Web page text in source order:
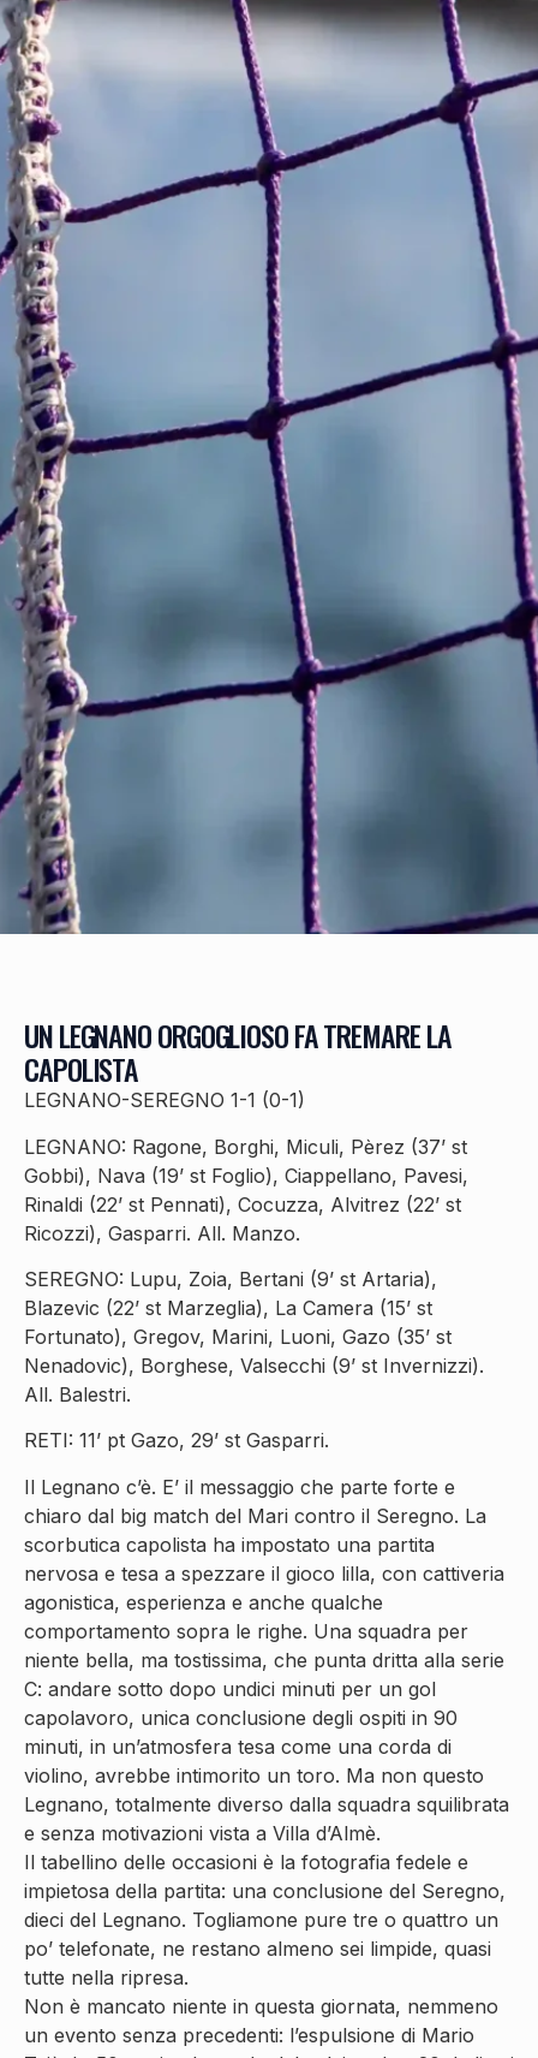
UN LEGNANO ORGOGLIOSO FA TREMARE LA
CAPOLISTA
LEGNANO-SEREGNO 1-1 (0-1)
LEGNANO: Ragone, Borghi, Miculi, Pèrez (37’ st
Gobbi), Nava (19’ st Foglio), Ciappellano, Pavesi,
Rinaldi (22’ st Pennati), Cocuzza, Alvitrez (22’ st
Ricozzi), Gasparri. All. Manzo.
SEREGNO: Lupu, Zoia, Bertani (9’ st Artaria),
Blazevic (22’ st Marzeglia), La Camera (15’ st
Fortunato), Gregov, Marini, Luoni, Gazo (35’ st
Nenadovic), Borghese, Valsecchi (9’ st Invernizzi).
All. Balestri.
RETI: 11’ pt Gazo, 29’ st Gasparri.
Il Legnano c’è. E’ il messaggio che parte forte e
chiaro dal big match del Mari contro il Seregno. La
scorbutica capolista ha impostato una partita
nervosa e tesa a spezzare il gioco lilla, con cattiveria
agonistica, esperienza e anche qualche
comportamento sopra le righe. Una squadra per
niente bella, ma tostissima, che punta dritta alla serie
C: andare sotto dopo undici minuti per un gol
capolavoro, unica conclusione degli ospiti in 90
minuti, in un’atmosfera tesa come una corda di
violino, avrebbe intimorito un toro. Ma non questo
Legnano, totalmente diverso dalla squadra squilibrata
e senza motivazioni vista a Villa d’Almè.
Il tabellino delle occasioni è la fotografia fedele e
impietosa della partita: una conclusione del Seregno,
dieci del Legnano. Togliamone pure tre o quattro un
po’ telefonate, ne restano almeno sei limpide, quasi
tutte nella ripresa.
Non è mancato niente in questa giornata, nemmeno
un evento senza precedenti: l’espulsione di Mario